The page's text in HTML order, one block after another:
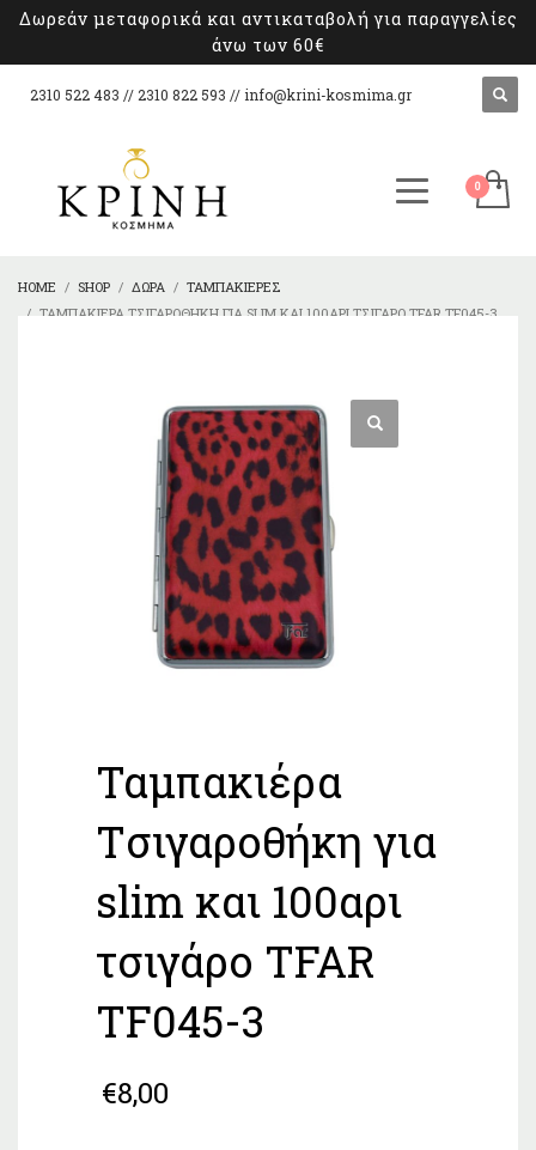
Δωρεάν μεταφορικά και αντικαταβολή για παραγγελίες
άνω των 60€
2310 522 483 // 2310 822 593 // info@krini-kosmima.gr
HOME SHOP ΔΏΡΑ
ΤΑΜΠΑΚΙΈΡΕΣ
ΤΑΜΠΑΚΙΈΡΑ TΣΙΓΑΡΟΘΉΚΗ ΓΙΑ SLIM ΚΑΙ 100ΑΡΙ ΤΣΙΓΆΡΟ TFAR TF045-3
Ταμπακιέρα
Tσιγαροθήκη για
slim και 100αρι
τσιγάρο TFAR
TF045-3
€8,00